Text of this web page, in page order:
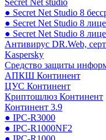
● Secret Net Studio 8
● Secret Net Studio 8
● Secret Net Studio 8
Антивирус DR.Web,
Kaspersky
Средство защиты
АПКШ Континент
ЦУС Континент
Криптошлюз Континент
Континент 3.9
● IPC-R3000
● IPC-R1000NF2